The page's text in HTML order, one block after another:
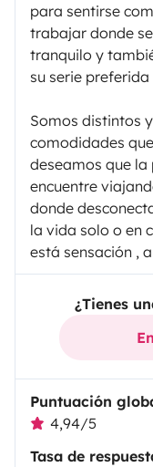
para sentirse
trabajar donde
tranquilo y
su serie
Somos distintos
comodidades
deseamos que
encuentre
donde
la vida solo o en
está sensación ,
¿Tienes
Puntuación
4,94/5
Tasa de